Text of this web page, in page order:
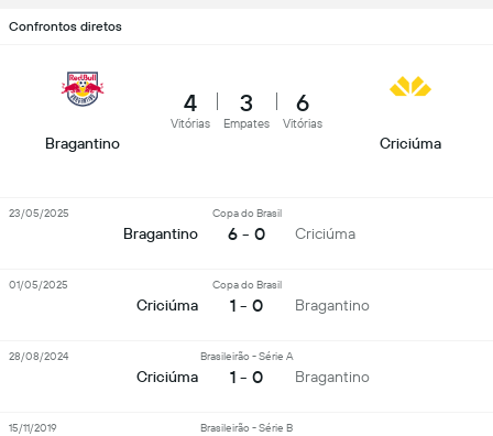
Confrontos diretos
Bragantino
4
Vitórias
3
Empates
6
Vitórias
Criciúma
Bragantino
Copa do Brasil
6 - 0 Criciúma
23/05/2025
Criciúma
Copa do Brasil
1 - 0 Bragantino
01/05/2025
Criciúma
Brasileirão - Série A
1 - 0 Bragantino
28/08/2024
Brasileirão - Série B
15/11/2019